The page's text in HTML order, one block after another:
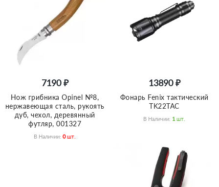
7190 ₽
Нож грибника Opinel №8,
нержавеющая сталь, рукоять
дуб, чехол, деревянный
футляр, 001327
В Наличии: 0 Шт.
13890 ₽
Фонарь Fenix тактический
TK22TAC
В Наличии: 1 Шт.